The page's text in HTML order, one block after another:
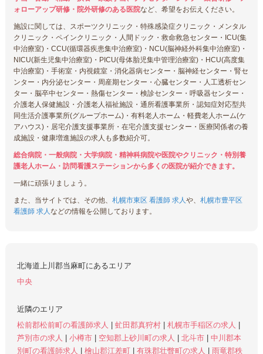
ォローアップ研修・院外研修のある医院など、希望をお伝えください。
施設に関しては、スポーツクリニック・特殊感染症クリニック・メンタル
クリニック・ペインクリニック・人間ドック・救命救急センター・ICU(集
中治療室)・CCU(循環器疾患集中治療室)・NCU(脳神経外科集中治療室)・
NICU(新生児集中治療室)・PICU(母体胎児集中管理治療室)・HCU(高度集
中治療室)・手術室・内視鏡室・消化器病センター・脳神経センター・腎セ
ンター・内分泌センター・周産期センター・心臓センター・人工透析セン
ター・脳卒中センター・熱傷センター・検診センター・呼吸器センター・
介護老人保健施設・介護老人福祉施設・通所看護事業所・認知症対応型共
同生活介護事業所(グループホーム)・有料老人ホーム・軽費老人ホーム(ケ
アハウス)・居宅介護支援事業所・在宅介護支援センター・医療関係者の養
成施設・健康増進施設の求人も多数紹介可。
総合病院・一般病院・大学病院・精神科病院や医院やクリニック・特別養
護老人ホーム・訪問看護ステーションから多くの医院が紹介できます。
一緒に頑張りましょう。
また、当サイトでは、その他、 札幌市東区 看護師 求人や、 札幌市豊平区
看護師 求人などの情報を公開しております。
北海道上川郡当麻町にあるエリア
中央
近隣のエリア
松前郡松前町の看護師求人
虻田郡真狩村 札幌市手稲区の求人
芦別市の求人
小樽市 空知郡上砂川町の求人 北斗市
中川郡本
別町の看護師求人
檜山郡江差町 有珠郡壮瞥町の求人
雨竜郡秩